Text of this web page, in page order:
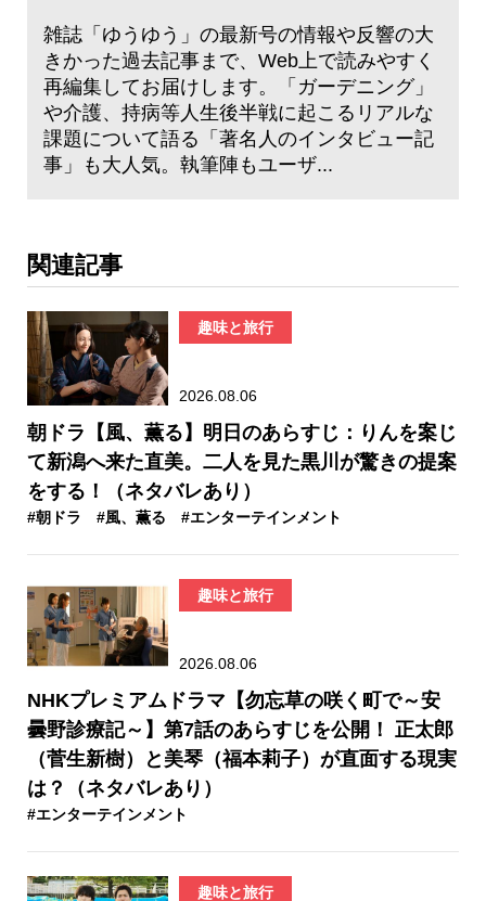
雑誌「ゆうゆう」の最新号の情報や反響の大
きかった過去記事まで、Web上で読みやすく
再編集してお届けします。「ガーデニング」
や介護、持病等人生後半戦に起こるリアルな
課題について語る「著名人のインタビュー記
事」も大人気。執筆陣もユーザ...
関連記事
趣味と旅行
2026.08.06
朝ドラ【風、薫る】明日のあらすじ：​りんを案じ
て新潟へ来た直美。二人を見た黒川が驚きの提案
をする！（ネタバレあり）
#朝ドラ #風、薫る #エンターテインメント
趣味と旅行
2026.08.06
NHKプレミアムドラマ【勿忘草の咲く町で～安
曇野診療記～】第7話のあらすじを公開！ 正太郎
（菅生新樹）と美琴（福本莉子）が直面する現実
は？（ネタバレあり）
#エンターテインメント
趣味と旅行